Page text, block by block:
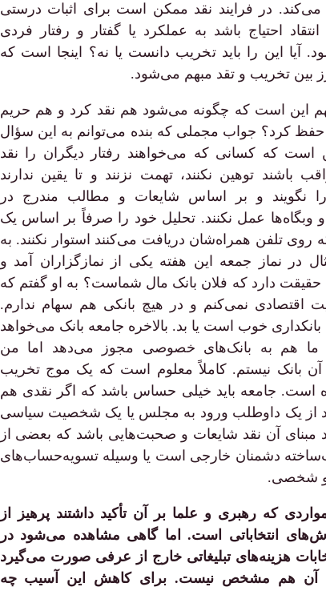
می‌کند. در فرایند نقد ممکن است برای اثبات درستی
انتقاد احتیاج باشد به عملکرد یا گفتار و رفتار فردی
آیا این را باید تخریب دانست یا نه؟ اینجا است که
بین تخریب و تقد مبهم می‌شود.
این است که چگونه می‌شود هم نقد کرد و هم حریم
حفظ کرد؟ جواب مجملی که بنده می‌توانم به این سؤال
است که کسانی که می‌خواهند رفتار دیگران را نقد
باشند توهین نکنند، تهمت نزنند و تا یقین ندارند
نگویند و بر اساس شایعات و مطالب مندرج در
وبگاه‌ها عمل نکنند. تحلیل خود را صرفاً بر اساس یک
روی تلفن همراه‌شان دریافت می‌کنند استوار نکنند. به
در نماز جمعه این هفته یکی از نمازگزاران آمد و
حقیقت دارد که فلان بانک مال شماست؟ به او گفتم که
اقتصادی نمی‌کنم و در هیچ بانکی هم سهام ندارم.
خوب است یا بد. بالاخره جامعه بانک می‌خواهد
هم به بانک‌های خصوصی مجوز می‌دهد اما من
آن بانک نیستم. کاملاً معلوم است که یک موج تخریب
است. جامعه باید خیلی حساس باشد که اگر نقدی هم
از یک داوطلب ورود به مجلس یا یک شخصیت سیاسی
مبنای آن نقد شایعات و صحبت‌هایی باشد که بعضی از
دشمنان خارجی است یا وسیله تسویه‌حساب‌های
شخصی.
که رهبری و علما بر آن تأکید داشتند پرهیز از
انتخاباتی است. اما گاهی مشاهده می‌شود در
هزینه‌های تبلیغاتی خارج از عرفی صورت می‌گیرد
آن هم مشخص نیست. برای کاهش این آسیب چه